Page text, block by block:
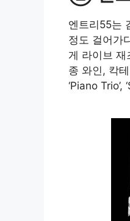
엔트리55는
정도 걸어가
게 라이브
종 와인, 칵
‘Piano